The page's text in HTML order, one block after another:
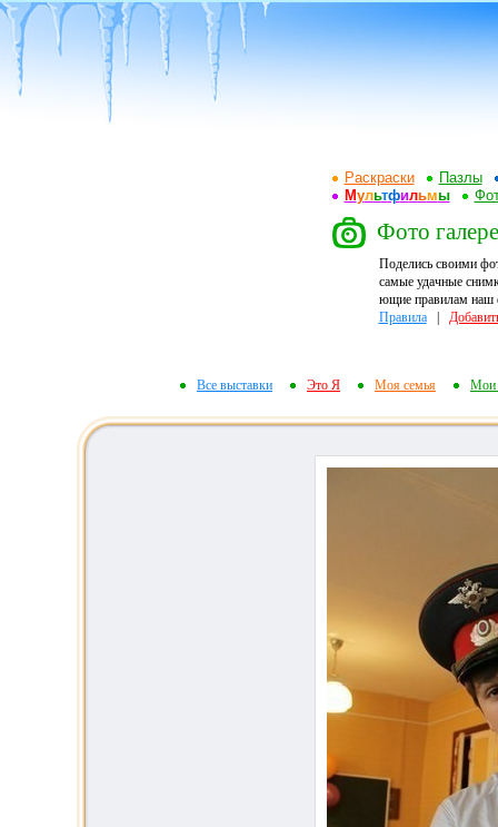
Раскраски
Пазлы
Мультфильмы
Фото
Поделись своими
самые удачные
ющие правилам наш
Правила|
Все выставки Это Я Моя семья Мои